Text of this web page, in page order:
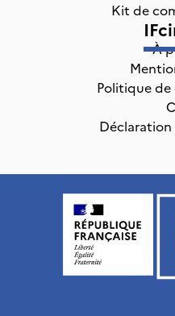
Kit de
À
Politique